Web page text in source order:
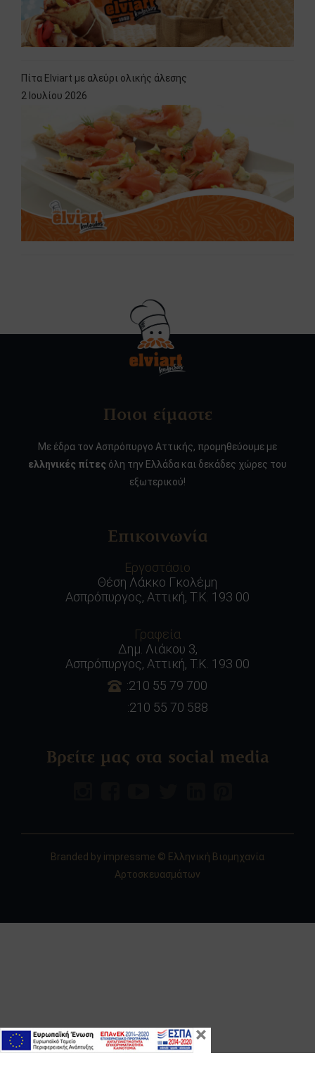
Πίτα Elviart με αλεύρι ολικής άλεσης
2 Ιουλίου 2026
Ποιοι είμαστε
Με έδρα τον Ασπρόπυργο Αττικής, προμηθεύουμε με
ελληνικές πίτες όλη την Ελλάδα και δεκάδες χώρες του
εξωτερικού!
Επικοινωνία
Εργοστάσιο
Θέση Λάκκο Γκολέμη
Ασπρόπυργος, Αττική, Τ.Κ. 193 00
Γραφεία
Δημ. Λιάκου 3,
Ασπρόπυργος, Αττική, Τ.Κ. 193 00
:210 55 79 700
:210 55 70 588
Βρείτε μας στα social media
Branded by impressme © Ελληνική Βιομηχανία
Αρτοσκευασμάτων
×